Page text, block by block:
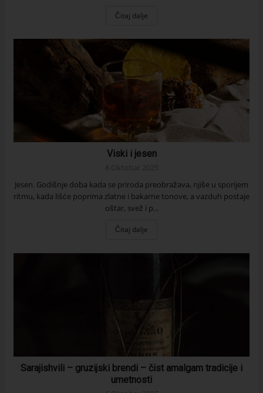
Čitaj dalje
Viski i jesen
Jesen. Godišnje doba kada se priroda preobražava, njiše u sporijem
ritmu, kada lišće poprima zlatne i bakarne tonove, a vazduh postaje
oštar, svež i p...
Čitaj dalje
Sarajishvili – gruzijski brendi – čist amalgam tradicije i
umetnosti